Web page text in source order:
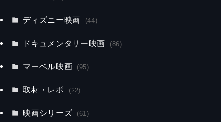
ディズニー映画 (44)
ドキュメンタリー映画 (86)
マーベル映画 (95)
取材・レポ (22)
映画シリーズ (61)